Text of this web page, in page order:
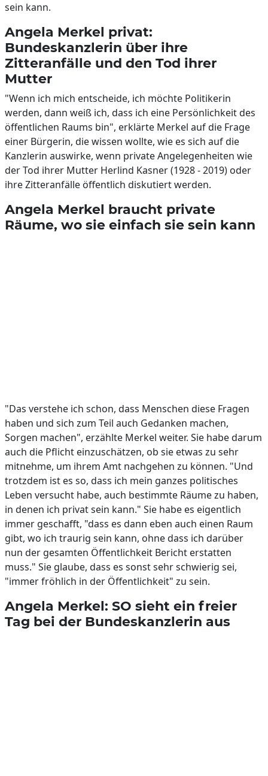
sein kann.
Angela Merkel privat:
Bundeskanzlerin über ihre
Zitteranfälle und den Tod ihrer
Mutter
"Wenn ich mich entscheide, ich möchte Politikerin
werden, dann weiß ich, dass ich eine Persönlichkeit des
öffentlichen Raums bin", erklärte Merkel auf die Frage
einer Bürgerin, die wissen wollte, wie es sich auf die
Kanzlerin auswirke, wenn private Angelegenheiten wie
der Tod ihrer Mutter Herlind Kasner (1928 - 2019) oder
ihre Zitteranfälle öffentlich diskutiert werden.
Angela Merkel braucht private
Räume, wo sie einfach sie sein kann
"Das verstehe ich schon, dass Menschen diese Fragen
haben und sich zum Teil auch Gedanken machen,
Sorgen machen", erzählte Merkel weiter. Sie habe darum
auch die Pflicht einzuschätzen, ob sie etwas zu sehr
mitnehme, um ihrem Amt nachgehen zu können. "Und
trotzdem ist es so, dass ich mein ganzes politisches
Leben versucht habe, auch bestimmte Räume zu haben,
in denen ich privat sein kann." Sie habe es eigentlich
immer geschafft, "dass es dann eben auch einen Raum
gibt, wo ich traurig sein kann, ohne dass ich darüber
nun der gesamten Öffentlichkeit Bericht erstatten
muss." Sie glaube, dass es sonst sehr schwierig sei,
"immer fröhlich in der Öffentlichkeit" zu sein.
Angela Merkel: SO sieht ein freier
Tag bei der Bundeskanzlerin aus